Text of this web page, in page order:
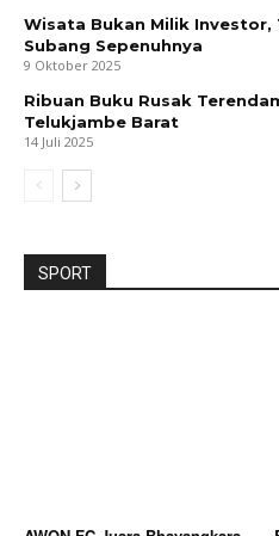
Wisata Bukan Milik Investor,
Subang Sepenuhnya
9 Oktober 2025
Ribuan Buku Rusak
Telukjambe Barat
14 Juli 2025
SPORT